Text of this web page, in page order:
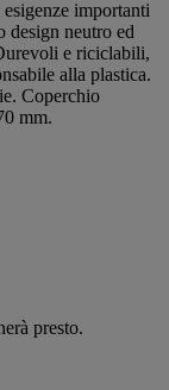
importanti
design neutro ed
e riciclabili,
alla plastica.
Coperchio
mm.
presto.